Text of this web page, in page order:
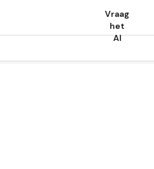
Vraag
het
AI